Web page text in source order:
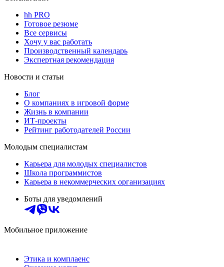
hh PRO
Готовое резюме
Все сервисы
Хочу у вас работать
Производственный календарь
Экспертная рекомендация
Новости и статьи
Блог
О компаниях в игровой форме
Жизнь в компании
ИТ-проекты
Рейтинг работодателей России
Молодым специалистам
Карьера для молодых специалистов
Школа программистов
Карьера в некоммерческих организациях
Боты для уведомлений
Мобильное приложение
Этика и комплаенс